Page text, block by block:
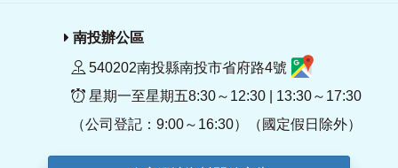
南投辦公區
540202南投縣南投市省府路4號
星期一至星期五8:30～12:30 | 13:30～17:30
（公司登記：9:00～16:30）（國定假日除外）